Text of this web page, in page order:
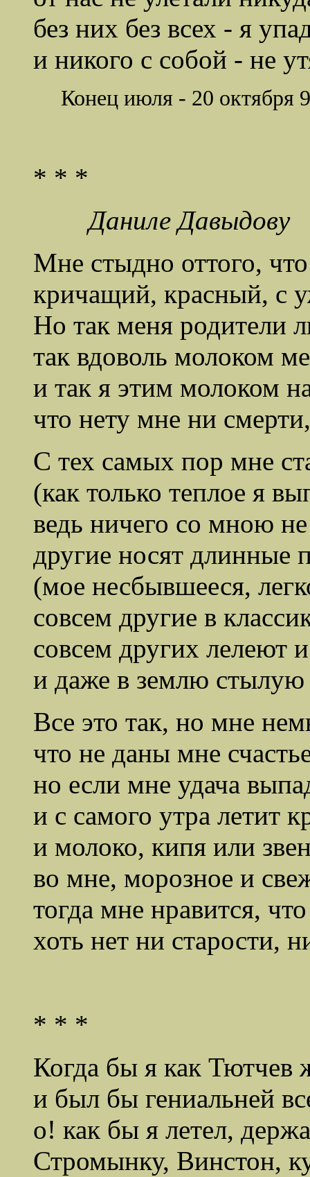
без них без всех - я
и никого с собой - не
Конец июля - 20 октября
* * *
Даниле Давыдову
Мне стыдно оттого,
кричащий, красный, с
Но так меня родители
так вдоволь молоком
и так я этим молоком
что нету мне ни
С тех самых пор мне
(как только теплое я
ведь ничего со мною
другие носят длинные
(мое несбывшееся,
совсем другие в
совсем других лелеют
и даже в землю стылую
Все это так, но мне
что не даны мне
но если мне удача
и с самого утра летит
и молоко, кипя или
во мне, морозное и
тогда мне нравится,
хоть нет ни старости,
* * *
Когда бы я как Тютчев
и был бы гениальней
о! как бы я летел,
Стромынку, Винстон,